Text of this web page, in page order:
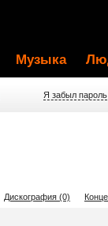
Музыка
Я забыл пароль
Дискография (0)